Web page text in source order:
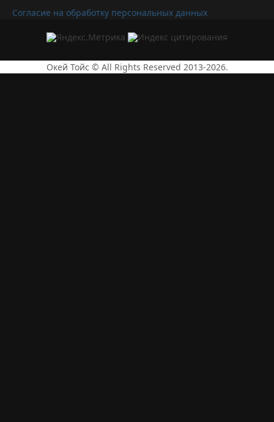
Согласие на обработку персональных данных
Окей Тойс © All Rights Reserved 2013-2026.